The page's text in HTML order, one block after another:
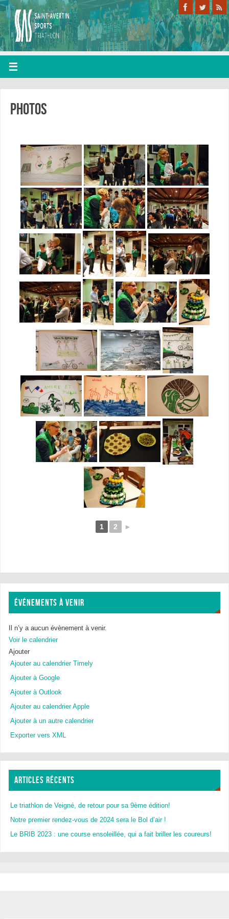
Photos
1 2 ►
ÉVÉNEMENTS À VENIR
Il n’y a aucun évènement à venir.
Voir le calendrier
Ajouter
Ajouter au calendrier Timely
Ajouter à Google
Ajouter à Outlook
Ajouter au calendrier Apple
Ajouter à un autre calendrier
Exporter vers XML
ARTICLES RÉCENTS
Le triathlon de Veigné, de retour pour sa 9ème édition!
Notre premier rendez-vous de 2024 sera le Bol d’air !
Le BRIB 2023 : une course ensoleillée, qui a fait briller les coureurs!